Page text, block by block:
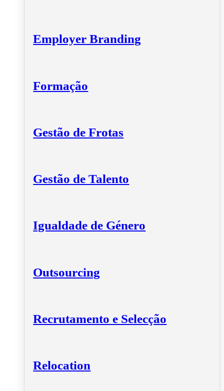
Employer Branding
Formação
Gestão de Frotas
Gestão de Talento
Igualdade de Género
Outsourcing
Recrutamento e Selecção
Relocation